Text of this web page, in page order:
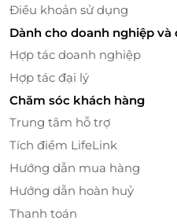
Lợi ích vô hình - giá trị
tập
Điều khoản sử dụng
Dành cho doanh nghiệp và
Hợp tác doanh nghiệp
Hợp tác đại lý
Chăm sóc khách hàng
Trung tâm hỗ trợ
Tích điểm LifeLink
Hướng dẫn mua hàng
Hướng dẫn hoàn huỷ
Thanh toán